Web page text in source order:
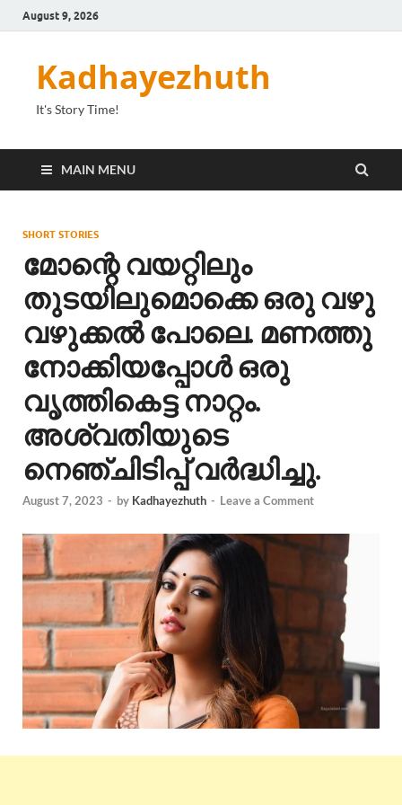
August 9, 2026
Kadhayezhuth
It's Story Time!
MAIN MENU
SHORT STORIES
മോന്റെ വയറ്റിലും
തുടയിലുമൊക്കെ ഒരു വഴു
വഴുക്കൽ പോലെ. മണത്തു
നോക്കിയപ്പോൾ ഒരു
വൃത്തികെട്ട നാറ്റം.
അശ്വതിയുടെ
നെഞ്ചിടിപ്പ് വർദ്ധിച്ചു.
August 7, 2023 - by Kadhayezhuth - Leave a Comment